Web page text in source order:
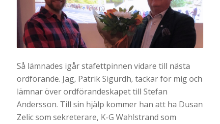
Så lämnades igår stafettpinnen vidare till nästa
ordförande. Jag, Patrik Sigurdh, tackar för mig och
lämnar över ordförandeskapet till Stefan
Andersson. Till sin hjälp kommer han att ha Dusan
Zelic som sekreterare, K-G Wahlstrand som